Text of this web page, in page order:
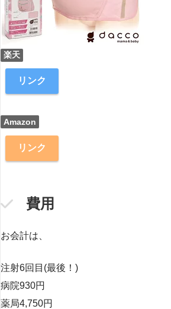
楽天
リンク
Amazon
リンク
費用
お会計は、
注射6回目(最後！)
病院930円
薬局4,750円